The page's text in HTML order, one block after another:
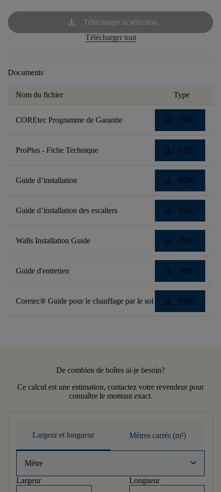
download
Télécharger la sélection
Télécharger tout
Documents
Nom du fichier Type
COREtec Programme de Garantie download PDF
ProPlus - Fiche Technique download PDF
Guide d’installation download PDF
Guide d’installation des escaliers download PDF
Walls Installation Guide download PDF
Guide d'entretien download PDF
Coretec® Guide pour le chauffage par le sol download PDF
De combien de boîtes ai-je besoin?
Ce calcul est une estimation, contactez votre revendeur pour
connaître le montant exact.
Largeur et longueur Mètres carrés (m²)
Mètre keyboard_arrow_down
Largeur Longueur